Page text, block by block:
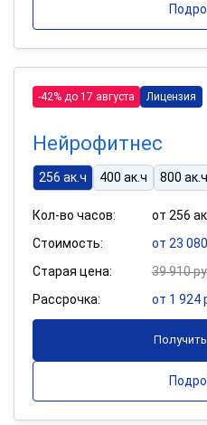
-42% до 17 августа Лицензия
Нейрофитнес
256 ак.ч 400 ак.ч 800 ак.ч
Кол-во часов:
от 256
Стоимость:
от 23 080
Старая цена:
39 910
Рассрочка:
от 1 924